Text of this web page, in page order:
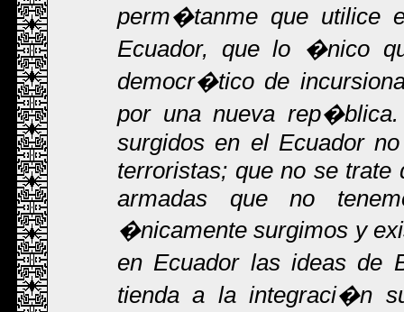
perm�tanme que utilice
Ecuador, que lo �nico
democr�tico de
por una nueva rep�blica.
surgidos en el Ecuador
terroristas; que no se trate
armadas que no
�nicamente surgimos y
en Ecuador las ideas de
tienda a la integraci�n